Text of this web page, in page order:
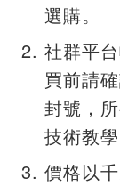
選購。
社群平
買前請
封號，
技術教學
價格以